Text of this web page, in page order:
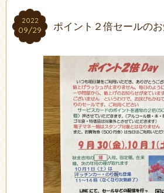
2022
09/29
2022
09/29 ポイント２倍セールの